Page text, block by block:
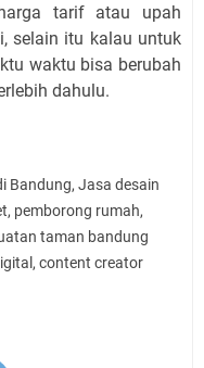
tarif atau upah
selain itu kalau untuk
waktu bisa berubah
dahulu.
Bandung, Jasa desain
pemborong rumah,
taman bandung
content creator